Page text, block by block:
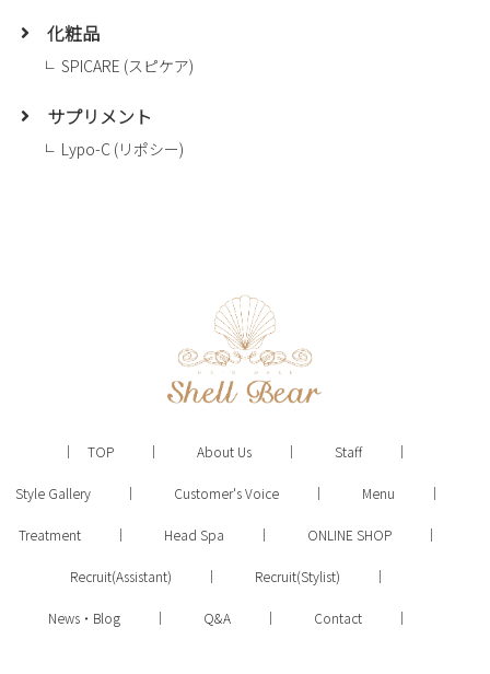
化粧品
SPICARE (スピケア)
サプリメント
Lypo-C (リポシー)
TOP About Us Staff
Style Gallery Customer's Voice Menu
Treatment Head Spa ONLINE SHOP
Recruit(Assistant) Recruit(Stylist)
News・Blog Q&A Contact